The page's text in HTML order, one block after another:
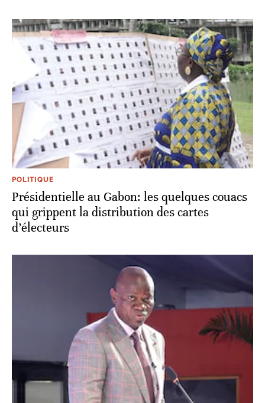
POLITIQUE
Présidentielle au Gabon: les quelques couacs
qui grippent la distribution des cartes
d’électeurs